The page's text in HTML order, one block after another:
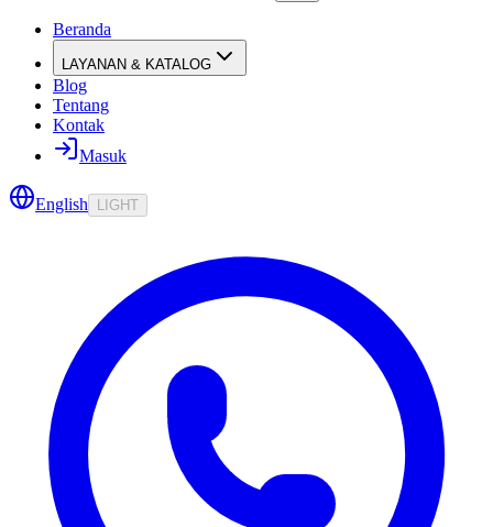
Beranda
LAYANAN & KATALOG
Blog
Tentang
Kontak
Masuk
English LIGHT